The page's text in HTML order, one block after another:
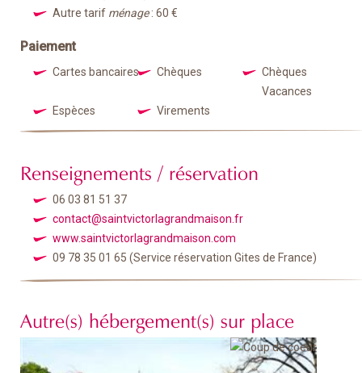
Autre tarif ménage: 60 €
Paiement
Cartes bancaires Chèques
Chèques
Vacances
Espèces
Virements
Renseignements / réservation
06 03 81 51 37
contact@saintvictorlagrandmaison.fr
www.saintvictorlagrandmaison.com
09 78 35 01 65 (Service réservation Gites de France)
Autre(s) hébergement(s) sur place